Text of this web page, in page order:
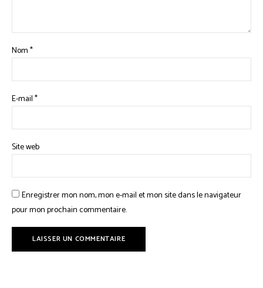
Nom*
E-mail*
Site web
Enregistrer mon nom, mon e-mail et mon site dans le navigateur
pour mon prochain commentaire.